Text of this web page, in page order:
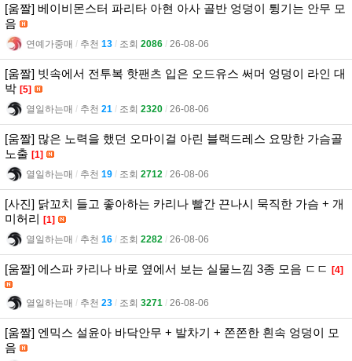
[움짤] 베이비몬스터 파리타 아현 아사 골반 엉덩이 튕기는 안무 모
음
연예가중매 l 추천 13 l 조회 2086 l 26-08-06
[움짤] 빗속에서 전투복 핫팬츠 입은 오드유스 써머 엉덩이 라인 대
박 [5]
열일하는매 l 추천 21 l 조회 2320 l 26-08-06
[움짤] 많은 노력을 했던 오마이걸 아린 블랙드레스 요망한 가슴골
노출 [1]
열일하는매 l 추천 19 l 조회 2712 l 26-08-06
[사진] 닭꼬치 들고 좋아하는 카리나 빨간 끈나시 묵직한 가슴 + 개
미허리 [1]
열일하는매 l 추천 16 l 조회 2282 l 26-08-06
[움짤] 에스파 카리나 바로 옆에서 보는 실물느낌 3종 모음 ㄷㄷ [4]
열일하는매 l 추천 23 l 조회 3271 l 26-08-06
[움짤] 엔믹스 설윤아 바닥안무 + 발차기 + 쫀쫀한 흰속 엉덩이 모
음